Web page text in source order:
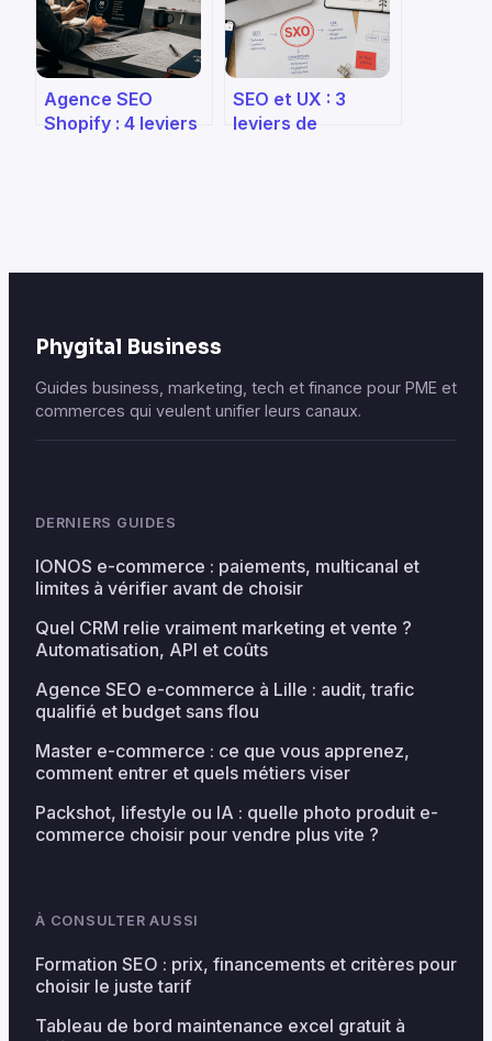
Agence SEO
Shopify : 4 leviers
SEO et UX : 3
leviers de
Phygital Business
Guides business, marketing, tech et finance pour PME et
commerces qui veulent unifier leurs canaux.
DERNIERS GUIDES
IONOS e-commerce : paiements, multicanal et
limites à vérifier avant de choisir
Quel CRM relie vraiment marketing et vente ?
Automatisation, API et coûts
Agence SEO e-commerce à Lille : audit, trafic
qualifié et budget sans flou
Master e-commerce : ce que vous apprenez,
comment entrer et quels métiers viser
Packshot, lifestyle ou IA : quelle photo produit e-
commerce choisir pour vendre plus vite ?
À CONSULTER AUSSI
Formation SEO : prix, financements et critères pour
choisir le juste tarif
Tableau de bord maintenance excel gratuit à